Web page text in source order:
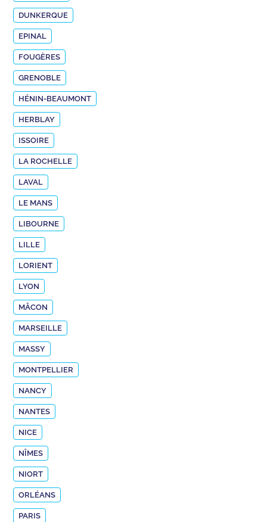
DUNKERQUE
EPINAL
FOUGÈRES
GRENOBLE
HÉNIN-BEAUMONT
HERBLAY
ISSOIRE
LA ROCHELLE
LAVAL
LE MANS
LIBOURNE
LILLE
LORIENT
LYON
MÂCON
MARSEILLE
MASSY
MONTPELLIER
NANCY
NANTES
NICE
NÎMES
NIORT
ORLÉANS
PARIS